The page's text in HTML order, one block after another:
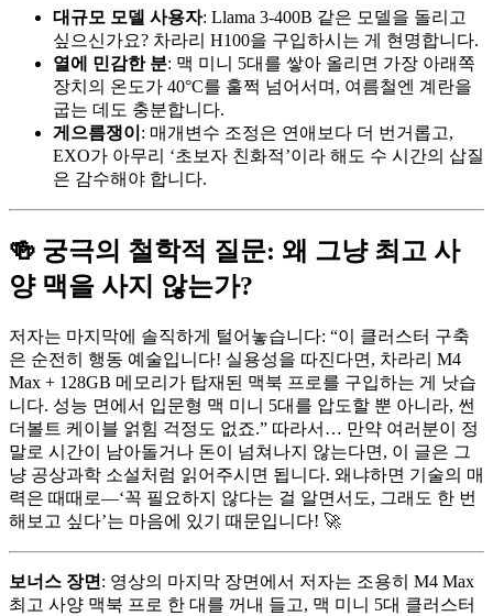
대규모 모델 사용자: Llama 3-400B 같은 모델을 돌리고
싶으신가요? 차라리 H100을 구입하시는 게 현명합니다.
열에 민감한 분: 맥 미니 5대를 쌓아 올리면 가장 아래쪽
장치의 온도가 40°C를 훌쩍 넘어서며, 여름철엔 계란을
굽는 데도 충분합니다.
게으름쟁이 : 매개변수 조정은 연애보다 더 번거롭고,
EXO가 아무리 ‘초보자 친화적’이라 해도 수 시간의 삽질
은 감수해야 합니다.
🍻 궁극의 철학적 질문: 왜 그냥 최고 사
양 맥을 사지 않는가?
저자는 마지막에 솔직하게 털어놓습니다: “이 클러스터 구축
은 순전히 행동 예술입니다! 실용성을 따진다면, 차라리 M4
Max + 128GB 메모리가 탑재된 맥북 프로를 구입하는 게 낫습
니다. 성능 면에서 입문형 맥 미니 5대를 압도할 뿐 아니라, 썬
더볼트 케이블 얽힘 걱정도 없죠.” 따라서… 만약 여러분이 정
말로 시간이 남아돌거나 돈이 넘쳐나지 않는다면, 이 글은 그
냥 공상과학 소설처럼 읽어주시면 됩니다. 왜냐하면 기술의 매
력은 때때로—‘꼭 필요하지 않다는 걸 알면서도, 그래도 한 번
해보고 싶다’는 마음에 있기 때문입니다! 🚀
보너스 장면 : 영상의 마지막 장면에서 저자는 조용히 M4 Max
최고 사양 맥북 프로 한 대를 꺼내 들고, 맥 미니 5대 클러스터